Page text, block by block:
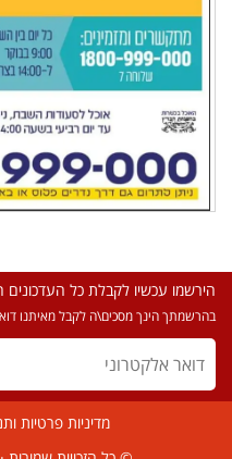
הירשמו עכשיו לקבלת כל העדכונים
בהרשמתך הינך מסכים\ה לקבל מאיתנו
מדיניות פרטיות